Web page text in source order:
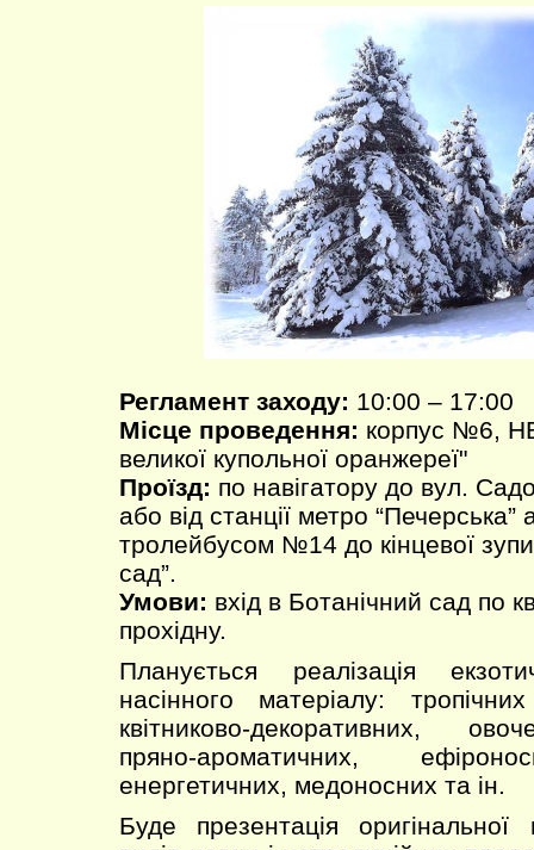
Регламент заходу: 10:00 – 17:00
Місце проведення: корпус №6,
великої купольної оранжереї"
Проїзд: по навігатору до вул.
або від станції метро
тролейбусом №14 до кінцевої
сад”.
Умови: вхід в Ботанічний сад по
прохідну.
Планується реалізація
насінного матеріалу:
квітниково-декоративних,
пряно-ароматичних,
енергетичних, медоносних та ін.
Буде презентація оригінальної